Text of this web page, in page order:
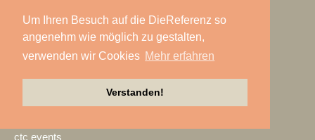
Um Ihren Besuch auf die DieReferenz so
angenehm wie möglich zu gestalten,
verwenden wir Cookies Mehr erfahren
Verstanden!
Contour
Cordial
Creative Technology
CrewBrain
ctc events